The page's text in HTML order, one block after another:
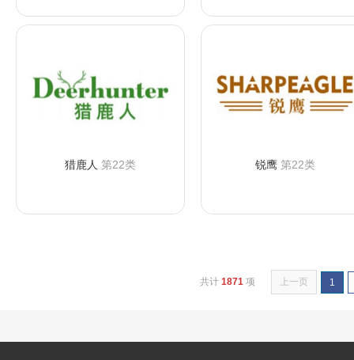
猎鹿人 第22类 锐鹰 第22类
共计 1871 项 上一页 1